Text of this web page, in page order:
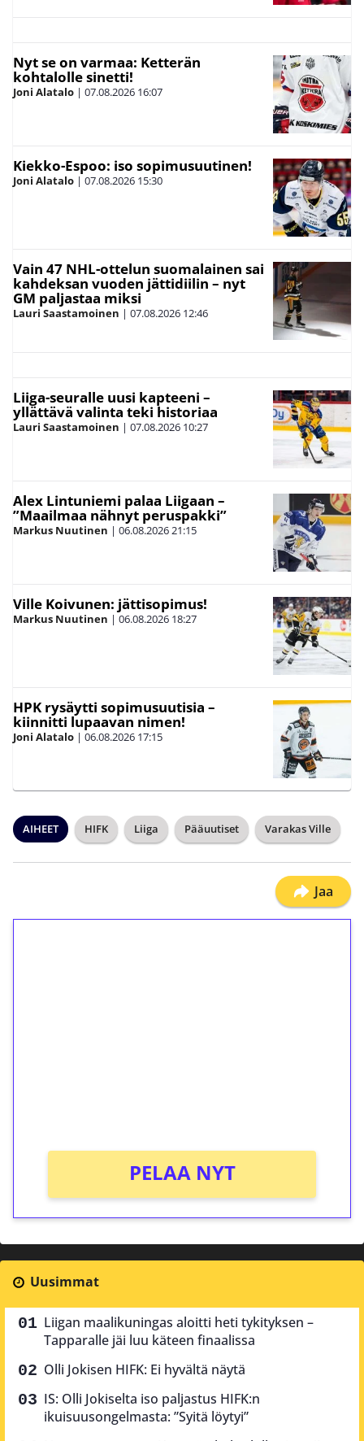
Nyt se on varmaa: Ketterän
kohtalolle sinetti!
Joni Alatalo | 07.08.2026 16:07
Kiekko-Espoo: iso sopimusuutinen!
Joni Alatalo | 07.08.2026 15:30
Vain 47 NHL-ottelun suomalainen sai
kahdeksan vuoden jättidiilin – nyt
GM paljastaa miksi
Lauri Saastamoinen | 07.08.2026 12:46
Liiga-seuralle uusi kapteeni –
yllättävä valinta teki historiaa
Lauri Saastamoinen | 07.08.2026 10:27
Alex Lintuniemi palaa Liigaan –
”Maailmaa nähnyt peruspakki”
Markus Nuutinen | 06.08.2026 21:15
Ville Koivunen: jättisopimus!
Markus Nuutinen | 06.08.2026 18:27
HPK rysäytti sopimusuutisia –
kiinnitti lupaavan nimen!
Joni Alatalo | 06.08.2026 17:15
AIHEET HIFK Liiga Pääuutiset Varakas Ville
Jaa
PELAA NYT
Uusimmat
Liigan maalikuningas aloitti heti tykityksen –
Tapparalle jäi luu käteen finaalissa
Olli Jokisen HIFK: Ei hyvältä näytä
IS: Olli Jokiselta iso paljastus HIFK:n
ikuisuusongelmasta: ”Syitä löytyi”